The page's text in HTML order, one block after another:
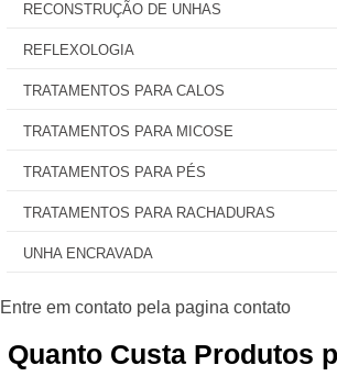
RECONSTRUÇÃO DE UNHAS
REFLEXOLOGIA
TRATAMENTOS PARA CALOS
TRATAMENTOS PARA MICOSE
TRATAMENTOS PARA PÉS
TRATAMENTOS PARA RACHADURAS
UNHA ENCRAVADA
Quanto Custa Produtos